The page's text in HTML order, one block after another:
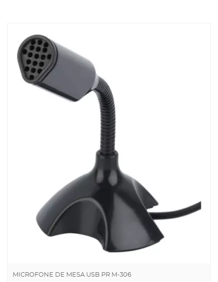
MICROFONE DE MESA USB PR M-306